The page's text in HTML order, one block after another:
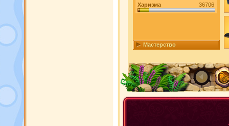
Харизма 36706
Мастерство